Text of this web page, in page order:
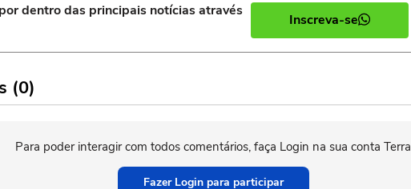
dentro das principais notícias através
Inscreva-se
(0)
Para poder interagir com todos comentários, faça Login na sua conta Terra
Fazer Login para participar